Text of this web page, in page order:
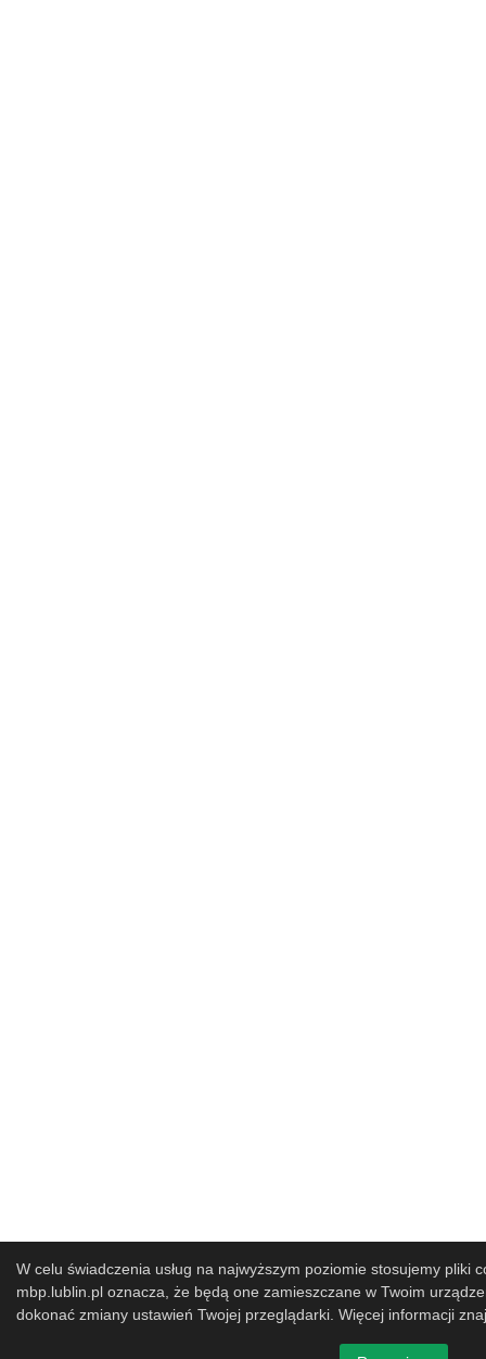
W celu świadczenia usług na najwyższym poziomie stosujemy pliki
mbp.lublin.pl oznacza, że będą one zamieszczane w Twoim
dokonać zmiany ustawień Twojej przeglądarki. Więcej informacji